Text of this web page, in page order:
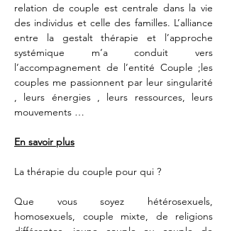
relation de couple est centrale dans la vie
des individus et celle des familles. L’alliance
entre la gestalt thérapie et l’approche
systémique m’a conduit vers
l’accompagnement de l’entité Couple ;les
couples me passionnent par leur singularité
, leurs énergies , leurs ressources, leurs
mouvements …
En savoir plus
La thérapie du couple pour qui ?
Que vous soyez hétérosexuels,
homosexuels, couple mixte, de religions